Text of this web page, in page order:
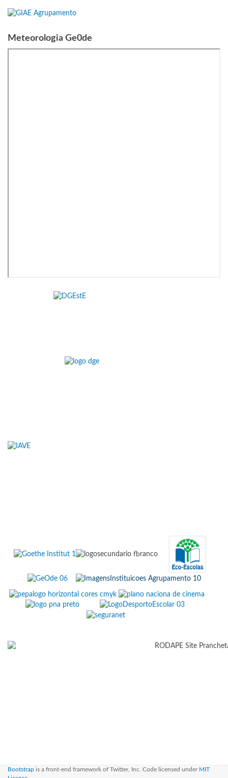
Meteorologia Ge0de
Bootstrap is a front-end framework of Twitter, Inc. Code licensed under MIT